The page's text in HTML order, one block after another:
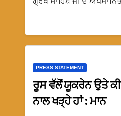
PRESS STATEMENT
ਰੂਸ ਵੱਲੋਂ ਯੂਕਰੇਨ ਉਤੇ
ਨਾਲ ਖੜ੍ਹੇ ਹਾਂ : ਮਾਨ